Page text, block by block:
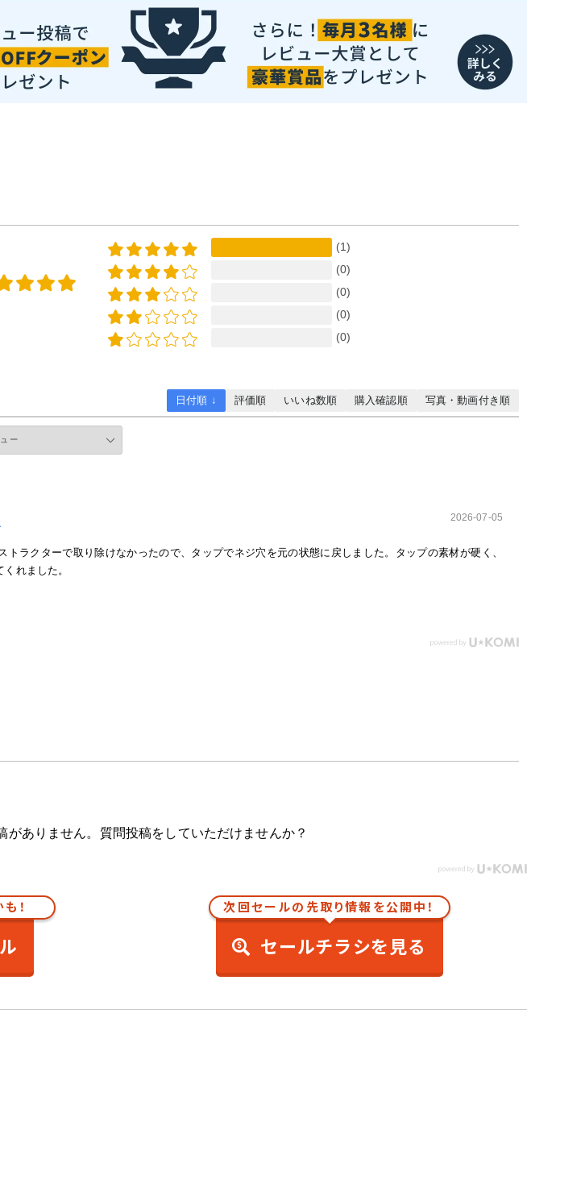
(1)
(0)
(0)
(0)
(0)
日付順 ↓ 評価順 いいね数順 購入確認順 写真・動画付き順
2026-07-05
ラクターで取り除けなかったので、タップでネジ穴を元の状態に戻しました。タップの素材が硬く、
れました。
がありません。質問投稿をしていただけませんか？
！ 次回セールの先取り情報を公開中！
セールチラシを見る